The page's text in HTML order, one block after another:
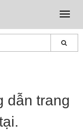
dẫn trang